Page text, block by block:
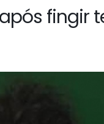
fingir